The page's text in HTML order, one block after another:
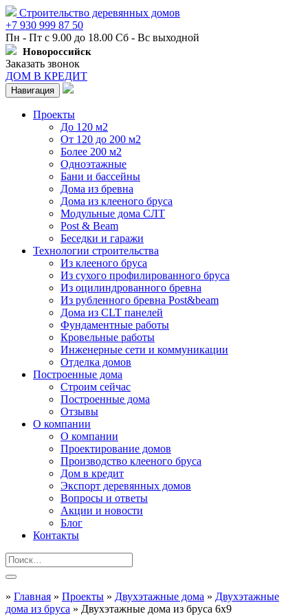
Строительство деревянных домов
+7 930 999 87 50
Пн - Пт с 9.00 до 18.00 Сб - Вс выходной
Новороссийск
Заказать звонок
ДОМ В КРЕДИТ
Навигация
Проекты
До 120 м2
От 120 до 200 м2
Более 200 м2
Одноэтажные
Бани и бассейны
Дома из бревна
Дома из клееного бруса
Модульные дома СЛТ
Post & Beam
Беседки и гаражи
Технологии строительства
Из клееного бруса
Из сухого профилированного бруса
Из оцилиндрованного бревна
Из рубленного бревна Post&beam
Дома из CLT панелей
Фундаментные работы
Кровельные работы
Инженерные сети и коммуникации
Отделка домов
Построенные дома
Строим сейчас
Построенные дома
Отзывы
О компании
О компании
Проектирование домов
Производство клееного бруса
Дом в кредит
Экспорт деревянных домов
Вопросы и ответы
Акции и новости
Блог
Контакты
» Главная » Проекты » Двухэтажные дома » Двухэтажные
дома из бруса » Двухэтажные дома из бруса 6х9